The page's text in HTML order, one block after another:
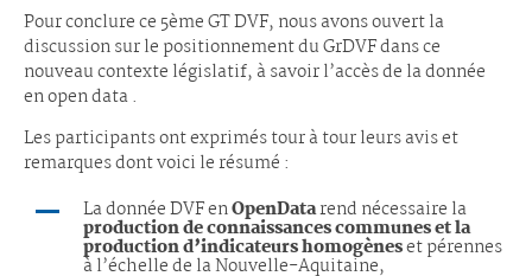
Pour conclure ce 5ème GT DVF, nous avons ouvert la
discussion sur le positionnement du GrDVF dans ce
nouveau contexte législatif, à savoir l’accès de la donnée
en open data .
Les participants ont exprimés tour à tour leurs avis et
remarques dont voici le résumé :
La donnée DVF enOpenDatarend nécessaire la
production de connaissances communes et la
production d’indicateurs homogèneset pérennes
à l’échelle de la Nouvelle-Aquitaine,